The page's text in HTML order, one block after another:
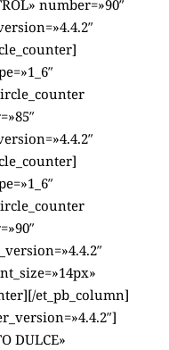
number=»90″
et_pb_column]
DULCE»